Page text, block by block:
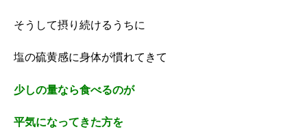
そうして摂り続けるうちに
塩の硫黄感に身体が慣れてきて
少しの量なら食べるのが
平気になってきた方を